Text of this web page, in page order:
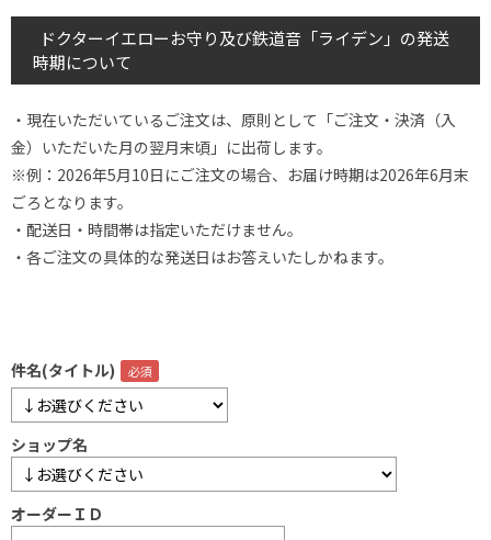
ドクターイエローお守り及び鉄道音「ライデン」の発送
時期について
・現在いただいているご注文は、原則として「ご注文・決済（入
金）いただいた月の翌月末頃」に出荷します。
※例：2026年5月10日にご注文の場合、お届け時期は2026年6月末
ごろとなります。
・配送日・時間帯は指定いただけません。
・各ご注文の具体的な発送日はお答えいたしかねます。
件名(タイトル)
ショップ名
オーダーＩＤ